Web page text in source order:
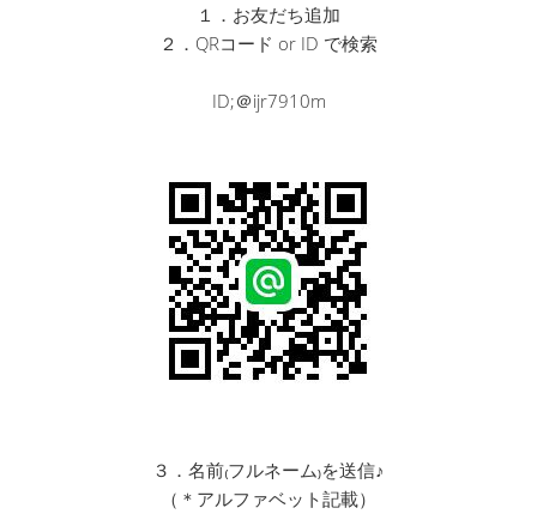
１．お友だち追加
２．QRコード or ID で検索
ID;＠ijr7910m
３．名前₍フルネーム₎を送信♪
（＊アルファベット記載）